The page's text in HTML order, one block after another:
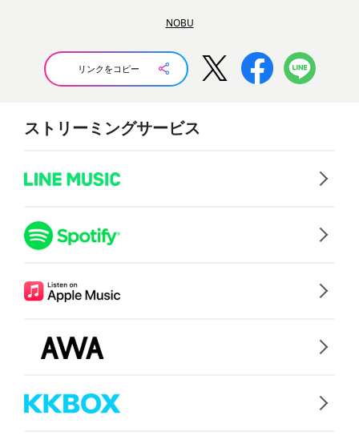
NOBU
リンクをコピー
ストリーミングサービス